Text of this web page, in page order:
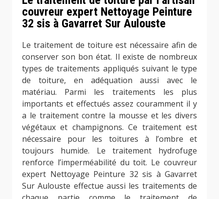
couvreur expert Nettoyage Peinture
32 sis à Gavarret Sur Aulouste
Le traitement de toiture est nécessaire afin de
conserver son bon état. Il existe de nombreux
types de traitements appliqués suivant le type
de toiture, en adéquation aussi avec le
matériau. Parmi les traitements les plus
importants et effectués assez couramment il y
a le traitement contre la mousse et les divers
végétaux et champignons. Ce traitement est
nécessaire pour les toitures à l’ombre et
toujours humide. Le traitement hydrofuge
renforce l’imperméabilité du toit. Le couvreur
expert Nettoyage Peinture 32 sis à Gavarret
Sur Aulouste effectue aussi les traitements de